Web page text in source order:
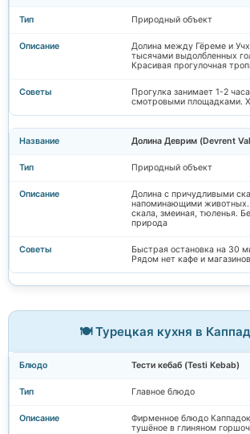
Природный объект
Долина между Гёреме и
тысячами выдолбленных
Красивая прогулочная
Прогулка занимает 1-2
смотровыми площадками.
Долина Деврим (Devrent
Природный объект
Долина с причудливыми
напоминающими
скала, змеиная, тюленья.
природа
Быстрая остановка на 30
Рядом нет кафе и магазинов
🍽️ Турецкая кухня в
Тести кебаб (Testi Kebab)
Главное блюдо
Фирменное блюдо
тушёное в глиняном